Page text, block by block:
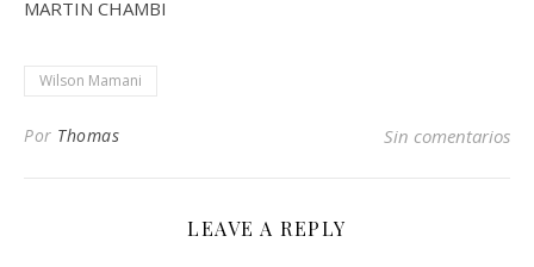
MARTIN CHAMBI
Wilson Mamani
Por Thomas Sin comentarios
LEAVE A REPLY